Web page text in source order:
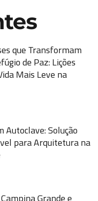
que Transformam
de Paz: Lições
Mais Leve na
Autoclave: Solução
para Arquitetura na